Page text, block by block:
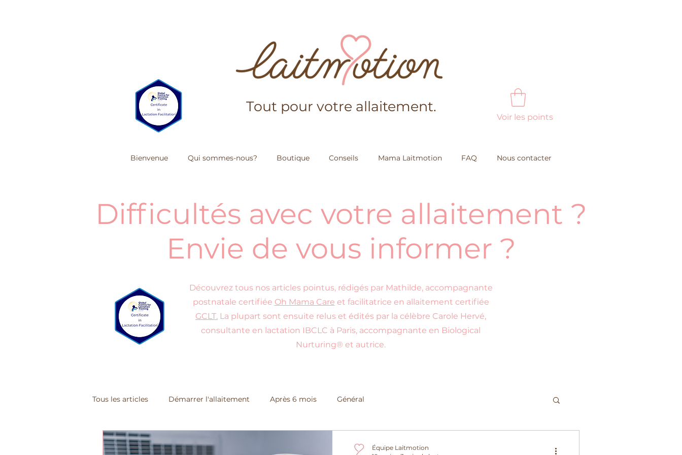
Tout pour votre allaitement.
Voir les points
Bienvenue Qui sommes-nous? Boutique Conseils Mama Laitmotion FAQ Nous contacter
Difficultés avec votre allaitement ?
Envie de vous informer ?
Découvrez tous nos articles pointus, rédigés par Mathilde, accompagnante
postnatale certifiée Oh Mama Care et facilitatrice en allaitement certifiée
GCLT. La plupart sont ensuite relus et édités par la célèbre Carole Hervé,
consultante en lactation IBCLC à Paris, accompagnante en Biological
Nurturing® et autrice.
Tous les articles Démarrer l'allaitement Après 6 mois Général
Équipe Laitmotion